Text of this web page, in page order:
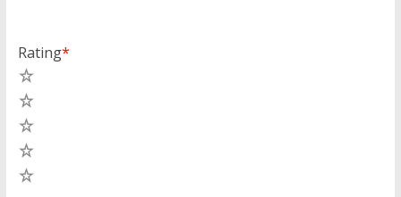
Rating*